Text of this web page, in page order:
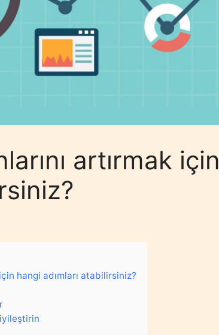
artırmak için
hangi adımları atabilirsiniz?